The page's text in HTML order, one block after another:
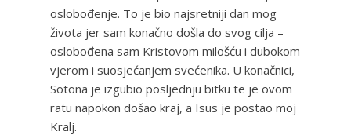
oslobođenje. To je bio najsretniji dan mog
života jer sam konačno došla do svog cilja –
oslobođena sam Kristovom milošću i dubokom
vjerom i suosjećanjem svećenika. U konačnici,
Sotona je izgubio posljednju bitku te je ovom
ratu napokon došao kraj, a Isus je postao moj
Kralj.